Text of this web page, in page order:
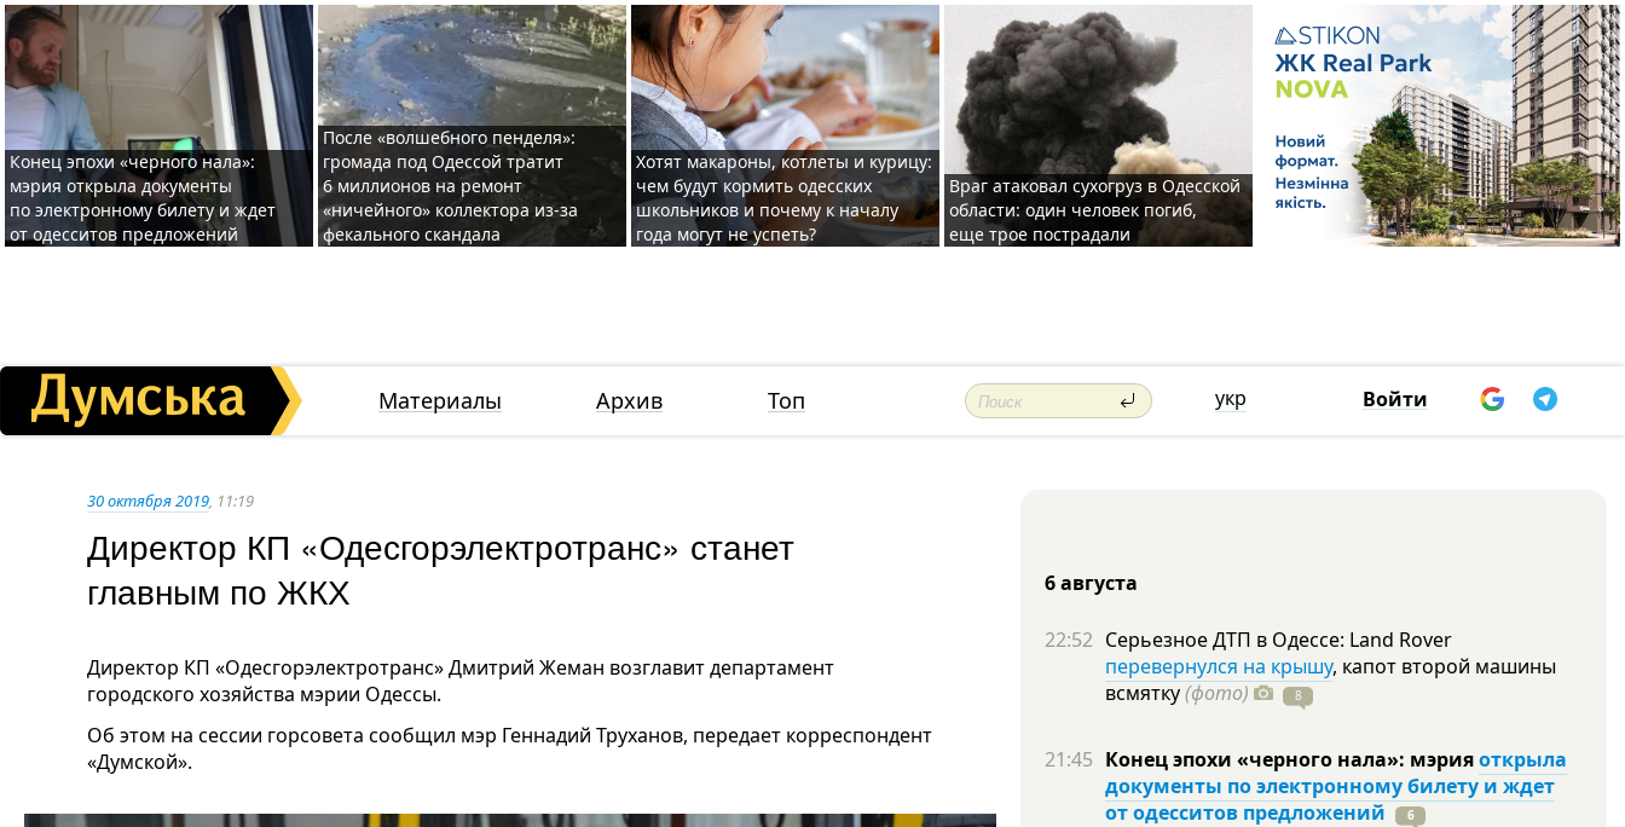
Конец эпохи «черного нала»:
мэрия открыла документы
по электронному билету и ждет
от одесситов предложений
После «волшебного пенделя»:
громада под Одессой тратит
6 миллионов на ремонт
«ничейного» коллектора из-за
фекального скандала
Хотят макароны, котлеты и курицу:
чем будут кормить одесских
школьников и почему к началу
года могут не успеть?
Враг атаковал сухогруз в Одесской
области: один человек погиб,
еще трое пострадали
Материалы Архив Топ укр Войти
30 октября 2019, 11:19
Директор КП «Одесгорэлектротранс» станет
главным по ЖКХ
Директор КП «Одесгорэлектротранс» Дмитрий Жеман возглавит департамент
городского хозяйства мэрии Одессы.
Об этом на сессии горсовета сообщил мэр Геннадий Труханов, передает корреспондент
«Думской».
6 августа
22:52 Серьезное ДТП в Одессе: Land Rover
перевернулся на крышу, капот второй машины
всмятку(фото) 8
21:45 Конец эпохи «черного нала»: мэрияоткрыла
документы по электронному билету и ждет
от одесситов предложений
6